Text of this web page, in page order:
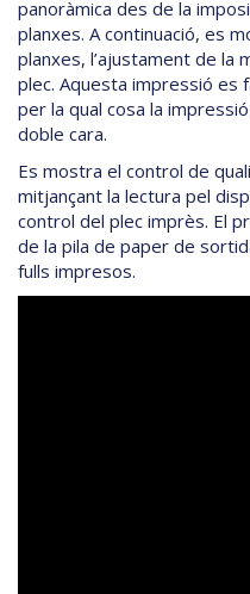
panoràmica des de la
planxes. A continuació, es
planxes, l’ajustament de la
plec. Aquesta impressió es
per la qual cosa la
doble cara.
Es mostra el control de
mitjançant la lectura pel
control del plec imprès. El
de la pila de paper de
fulls impresos.